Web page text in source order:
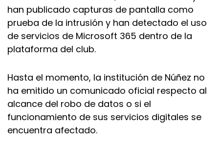
han publicado capturas de pantalla como
prueba de la intrusión y han detectado el uso
de servicios de Microsoft 365 dentro de la
plataforma del club.
Hasta el momento, la institución de Núñez no
ha emitido un comunicado oficial respecto al
alcance del robo de datos o si el
funcionamiento de sus servicios digitales se
encuentra afectado.